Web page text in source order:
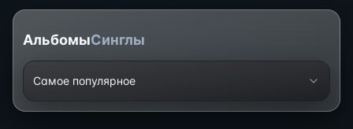
АльбомыСинглы
Самое популярное